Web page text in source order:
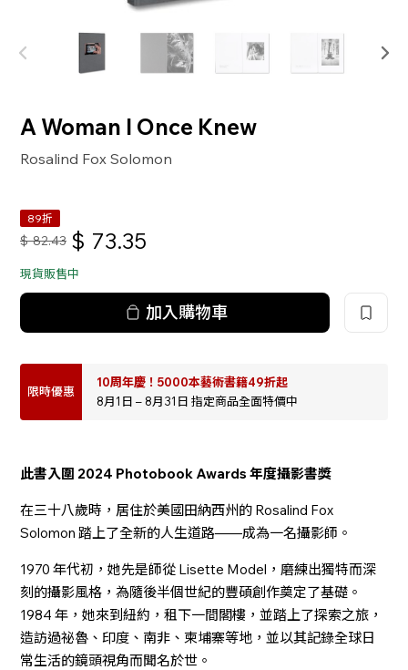
A Woman I Once Knew
Rosalind Fox Solomon
89折
$ 82.43 $ 73.35
現貨販售中
加入購物車
限時優惠
10周年慶！5000本藝術書籍49折起
8月1日 – 8月31日 指定商品全面特價中
此書入圍 2024 Photobook Awards 年度攝影書獎
在三十八歲時，居住於美國田納西州的 Rosalind Fox
Solomon 踏上了全新的人生道路——成為一名攝影師。
1970 年代初，她先是師從 Lisette Model，磨練出獨特而深
刻的攝影風格，為隨後半個世紀的豐碩創作奠定了基礎。
1984 年，她來到紐約，租下一間閣樓，並踏上了探索之旅，
造訪過祕魯、印度、南非、柬埔寨等地，並以其記錄全球日
常生活的鏡頭視角而聞名於世。